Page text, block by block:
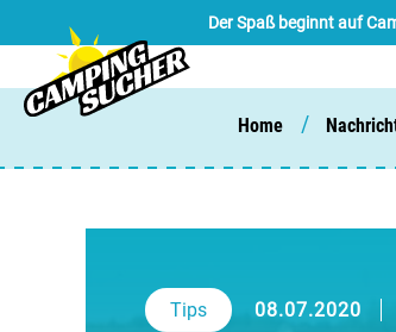
Der Spaß beginnt auf
Home /
Tips 08.07.2020